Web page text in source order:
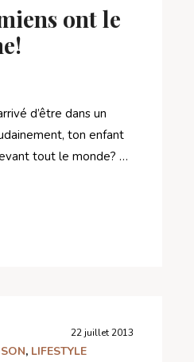
ont le
d’être dans un
ton enfant
tout le monde? …
22 juillet 2013
, LIFESTYLE